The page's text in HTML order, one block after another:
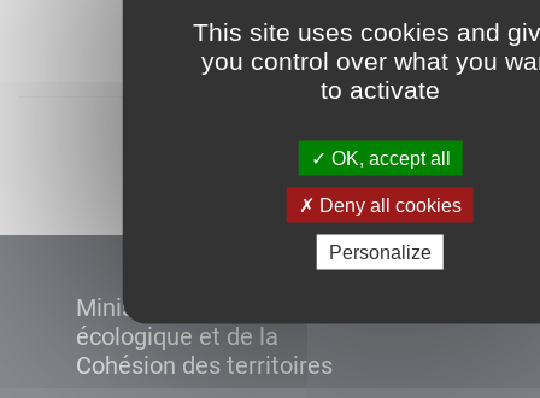
This site uses cookies and
you control over what you
to activate
OK, accept all
Deny all cookies
Personalize
Connexion
Ministère de la Transition
écologique et de la
Cohésion des territoires